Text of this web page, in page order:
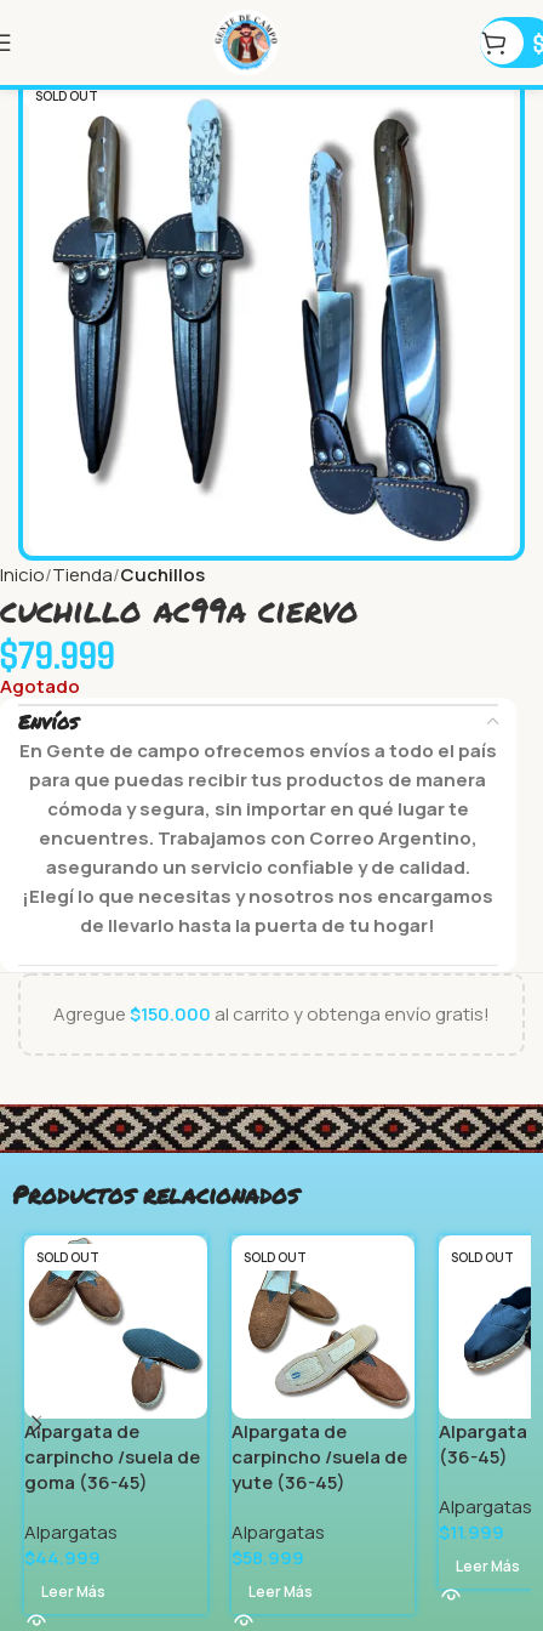
$
SOLD OUT
Inicio Tienda Cuchillos
cuchillo ac99a ciervo
$79.999
Agotado
Envíos
En Gente de campo ofrecemos envíos a todo el país
para que puedas recibir tus productos de manera
cómoda y segura, sin importar en qué lugar te
encuentres. Trabajamos con Correo Argentino,
asegurando un servicio confiable y de calidad.
¡Elegí lo que necesitas y nosotros nos encargamos
de llevarlo hasta la puerta de tu hogar!
Agregue$150.000 al carrito y obtenga envío gratis!
Productos relacionados
SOLD OUT
Alpargata de
carpincho /suela de
goma (36-45)
Alpargatas
$44.999
Leer Más
SOLD OUT
Alpargata de
carpincho /suela de
yute (36-45)
Alpargatas
$58.999
Leer Más
SOLD OUT
Alpargata
(36-45)
Alpargatas
$11.999
Leer Más